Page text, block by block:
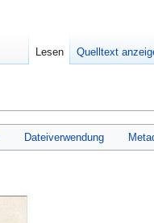
Dateiverwendung
Lesen Quelltext